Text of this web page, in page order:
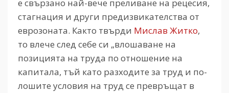
е свързано най-вече преливане на рецесия,
стагнация и други предизвикателства от
еврозоната. Както твърди Мислав Житко,
то влече след себе си „влошаване на
позицията на труда по отношение на
капитала, тъй като разходите за труд и по-
лошите условия на труд се превръщат в